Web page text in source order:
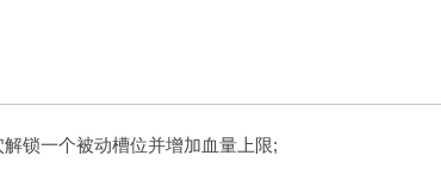
锁一个被动槽位并增加血量上限;